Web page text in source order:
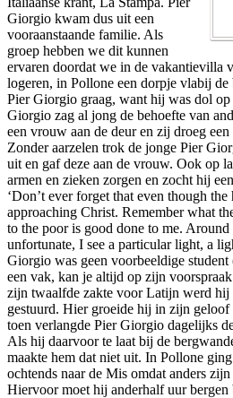
Giorgio kwam dus uit een
vooraanstaande familie. Als
groep hebben we dit kunnen
ervaren doordat we in de vakantievilla
logeren, in Pollone een dorpje vlabij
Pier Giorgio graag, want hij was dol
Giorgio zag al jong de behoefte van
een vrouw aan de deur en zij droeg
Zonder aarzelen trok de jonge Pier
uit en gaf deze aan de vrouw. Ook op
armen en zieken zorgen en zocht hij
‘Don’t ever forget that even though
approaching Christ. Remember what
to the poor is good done to me.
unfortunate, I see a particular light, a
Giorgio was geen voorbeeldige student
een vak, kan je altijd op zijn
zijn twaalfde zakte voor Latijn werd hij
gestuurd. Hier groeide hij in zijn
toen verlangde Pier Giorgio dagelijks
Als hij daarvoor te laat bij de
maakte hem dat niet uit. In Pollone
ochtends naar de Mis omdat anders
Hiervoor moet hij anderhalf uur